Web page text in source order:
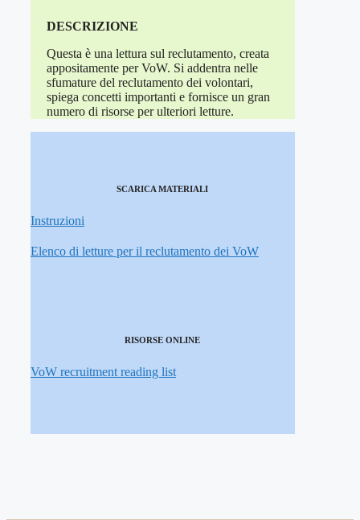
DESCRIZIONE
Questa è una lettura sul reclutamento, creata
appositamente per VoW. Si addentra nelle
sfumature del reclutamento dei volontari,
spiega concetti importanti e fornisce un gran
numero di risorse per ulteriori letture.
SCARICA MATERIALI
Instruzioni
Elenco di letture per il reclutamento dei VoW
RISORSE ONLINE
VoW recruitment reading list